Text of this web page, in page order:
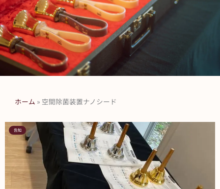
ホーム » 空間除菌装置ナノシード
告知